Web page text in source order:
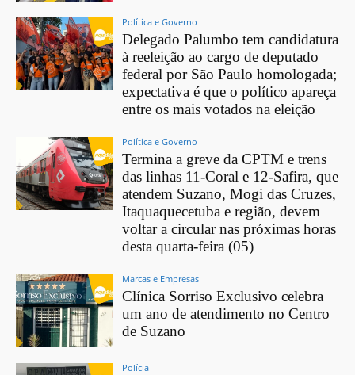
Política e Governo
Delegado Palumbo tem candidatura
à reeleição ao cargo de deputado
federal por São Paulo homologada;
expectativa é que o político apareça
entre os mais votados na eleição
Política e Governo
Termina a greve da CPTM e trens
das linhas 11-Coral e 12-Safira, que
atendem Suzano, Mogi das Cruzes,
Itaquaquecetuba e região, devem
voltar a circular nas próximas horas
desta quarta-feira (05)
Marcas e Empresas
Clínica Sorriso Exclusivo celebra
um ano de atendimento no Centro
de Suzano
Polícia